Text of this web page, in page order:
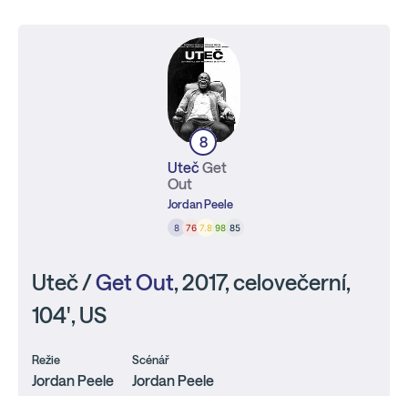
8
Uteč Get
Out
Jordan Peele
8 76 7.8 98 85
Uteč /Get Out, 2017, celovečerní,
104', US
Režie
Jordan Peele
Scénář
Jordan Peele